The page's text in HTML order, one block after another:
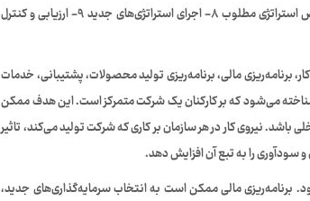
سازمان ۶- تعیین تغییرات الزام‌آور در استراتژی‌های گذشته ۷- تصمیم‌گیری در خصوص استراتژی مطلوب ۸- اجرای استراتژی‌های جدید ۹- ارزیابی و کنترل
برنامه‌ریزی مالی، برنامه‌ریزی تولید محصولات، پشتیبانی، خدمات
می‌شود که بر کارکنان یک شرکت متمرکز است. این هدف ممکن
باشد. نیروی کار در هر سازمان بر کاری که شرکت تولید می‌کند، تاثیر
سودآوری را به تبع آن افزایش دهد.
برنامه‌ریزی مالی ممکن است به انتخاب سرمایه‌گذاری‌های جدید،